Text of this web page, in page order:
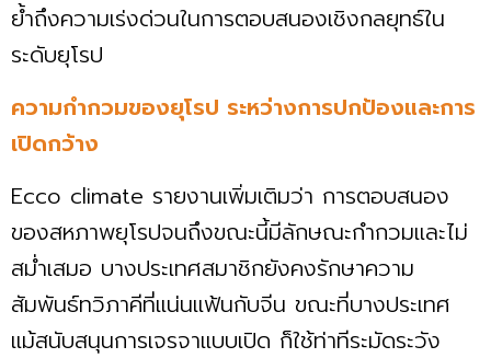
ย้ำถึงความเร่งด่วนในการตอบสนองเชิงกลยุทธ์ใน
ระดับยุโรป
ความกำกวมของยุโรป ระหว่างการปกป้องและการ
เปิดกว้าง
Ecco climate รายงานเพิ่มเติมว่า การตอบสนอง
ของสหภาพยุโรปจนถึงขณะนี้มีลักษณะกำกวมและไม่
สม่ำเสมอ บางประเทศสมาชิกยังคงรักษาความ
สัมพันธ์ทวิภาคีที่แน่นแฟ้นกับจีน ขณะที่บางประเทศ
แม้สนับสนุนการเจรจาแบบเปิด ก็ใช้ท่าทีระมัดระวัง